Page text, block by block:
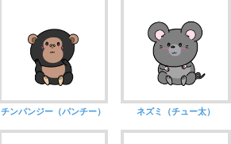
チンパンジー（パンチー） ネズミ（チュー太）